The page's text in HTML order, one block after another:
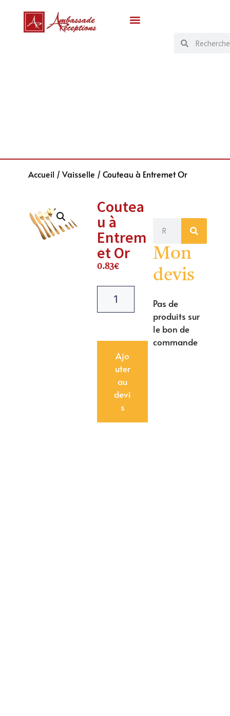
Accueil / Vaisselle / Couteau à Entremet Or
Coutea
u à
Entrem
et Or
0.83€
Ajo
uter
au
devi
s
Mon
devis
Pas de
produits sur
le bon de
commande